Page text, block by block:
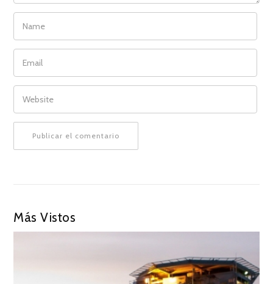
NAME
EMAIL
WEBSITE
Más Vistos